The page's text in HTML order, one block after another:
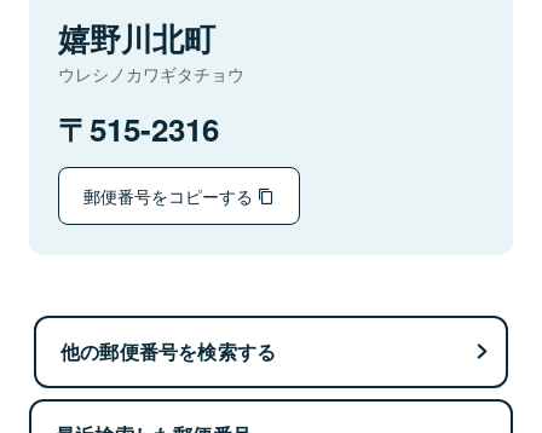
嬉野川北町
ウレシノカワギタチョウ
515-2316
郵便番号をコピーする
他の郵便番号を検索する